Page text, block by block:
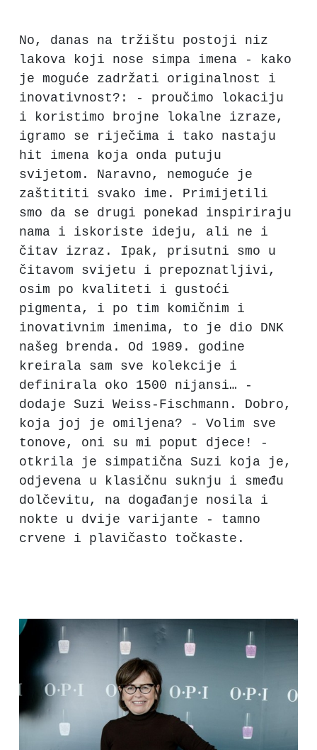
No, danas na tržištu postoji niz
lakova koji nose simpa imena - kako
je moguće zadržati originalnost i
inovativnost?: - proučimo lokaciju
i koristimo brojne lokalne izraze,
igramo se riječima i tako nastaju
hit imena koja onda putuju
svijetom. Naravno, nemoguće je
zaštititi svako ime. Primijetili
smo da se drugi ponekad inspiriraju
nama i iskoriste ideju, ali ne i
čitav izraz. Ipak, prisutni smo u
čitavom svijetu i prepoznatljivi,
osim po kvaliteti i gustoći
pigmenta, i po tim komičnim i
inovativnim imenima, to je dio DNK
našeg brenda. Od 1989. godine
kreirala sam sve kolekcije i
definirala oko 1500 nijansi… -
dodaje Suzi Weiss-Fischmann. Dobro,
koja joj je omiljena? - Volim sve
tonove, oni su mi poput djece! -
otkrila je simpatična Suzi koja je,
odjevena u klasičnu suknju i smeđu
dolčevitu, na događanje nosila i
nokte u dvije varijante - tamno
crvene i plavičasto točkaste.